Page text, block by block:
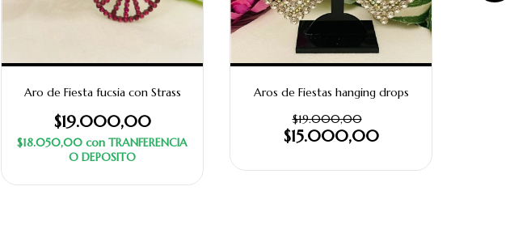
Aro de Fiesta fucsia con Strass
$19.000,00
$18.050,00 con TRANFERENCIA
O DEPOSITO
Aros de Fiestas hanging drops
$19.000,00
$15.000,00